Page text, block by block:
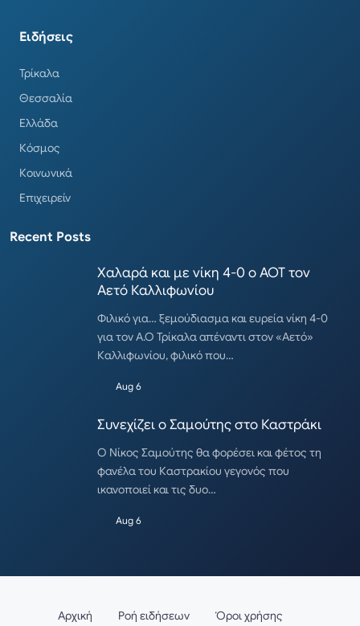
Ειδήσεις
Τρίκαλα
Θεσσαλία
Ελλάδα
Κόσμος
Κοινωνικά
Επιχειρείν
Recent Posts
Χαλαρά και με νίκη 4-0 ο ΑΟΤ τον
Αετό Καλλιφωνίου
Φιλικό για… ξεμούδιασμα και ευρεία νίκη 4-0
για τον Α.Ο Τρίκαλα απέναντι στον «Αετό»
Καλλιφωνίου, φιλικό που…
Aug 6
Συνεχίζει ο Σαμούτης στο Καστράκι
Ο Νίκος Σαμούτης θα φορέσει και φέτος τη
φανέλα του Καστρακίου γεγονός που
ικανοποιεί και τις δυο…
Aug 6
Αρχική Ροή ειδήσεων Όροι χρήσης